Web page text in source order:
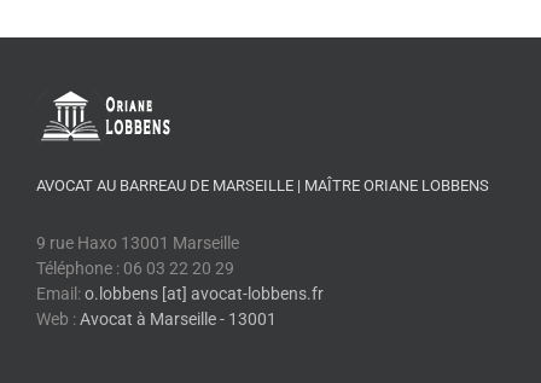
AVOCAT AU BARREAU DE MARSEILLE | MAÎTRE ORIANE LOBBENS
9 rue Haxo 13001 Marseille
Téléphone : 06 03 22 20 29
Email:o.lobbens [at] avocat-lobbens.fr
Web :Avocat à Marseille - 13001